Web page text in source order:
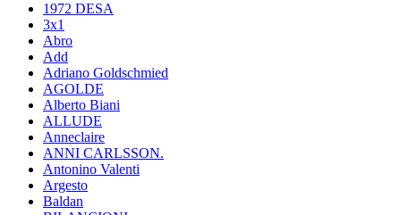
1972 DESA
3x1
Abro
Add
Adriano Goldschmied
AGOLDE
Alberto Biani
ALLUDE
Anneclaire
ANNI CARLSSON.
Antonino Valenti
Argesto
Baldan